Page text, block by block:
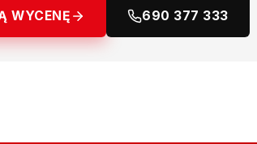
WYCENĘ 690 377 333